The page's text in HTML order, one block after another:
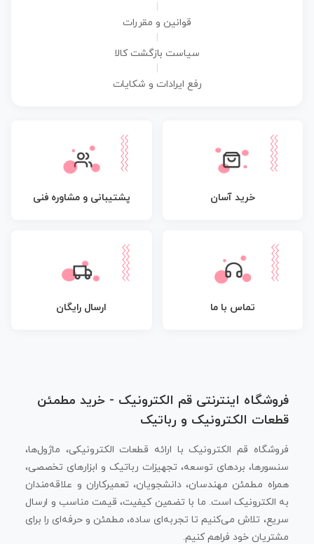
قوانین و مقررات
سیاست بازگشت کالا
رفع ایرادات و شکایات
خرید آسان پشتیبانی و مشاوره فنی
تماس با ما ارسال رایگان
فروشگاه اینترنتی قم الکترونیک - خرید مطمئن
قطعات الکترونیک و رباتیک
فروشگاه قم الکترونیک با ارائه قطعات الکترونیکی، ماژول‌ها،
سنسورها، بردهای توسعه، تجهیزات رباتیک و ابزارهای تخصصی،
همراه مطمئن مهندسان، دانشجویان، تعمیرکاران و علاقه‌مندان
به الکترونیک است. ما با تضمین کیفیت، قیمت مناسب و ارسال
سریع، تلاش می‌کنیم تا تجربه‌ای ساده، مطمئن و حرفه‌ای را برای
مشتریان خود فراهم کنیم.